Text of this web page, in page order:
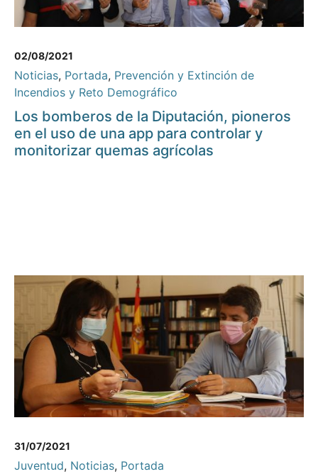
02/08/2021
Noticias, Portada, Prevención y Extinción de
Incendios y Reto Demográfico
Los bomberos de la Diputación, pioneros
en el uso de una app para controlar y
monitorizar quemas agrícolas
31/07/2021
Juventud, Noticias, Portada